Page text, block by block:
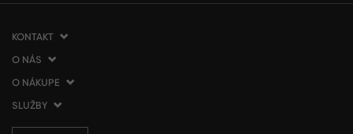
KONTAKT
VERMONT Services Slovakia s. r. o.
Vlčie hrdlo 53
821 07 Bratislava
O NÁS
O spoločnosti
Kontakt
O NÁKUPE
Ako nakupovať
Obchodné podmienky
SLUŽBY
Doprava a platba